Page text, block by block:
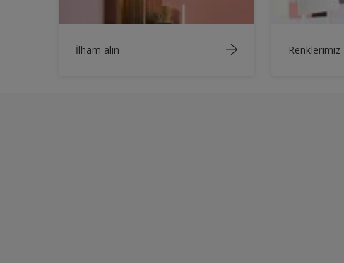
İlham alın Renklerimiz